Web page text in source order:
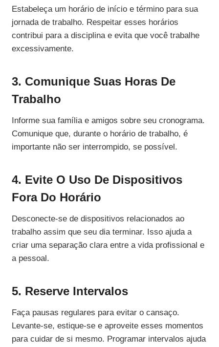
Estabeleça um horário de início e término para sua
jornada de trabalho. Respeitar esses horários
contribui para a disciplina e evita que você trabalhe
excessivamente.
3. Comunique Suas Horas De
Trabalho
Informe sua família e amigos sobre seu cronograma.
Comunique que, durante o horário de trabalho, é
importante não ser interrompido, se possível.
4. Evite O Uso De Dispositivos
Fora Do Horário
Desconecte-se de dispositivos relacionados ao
trabalho assim que seu dia terminar. Isso ajuda a
criar uma separação clara entre a vida profissional e
a pessoal.
5. Reserve Intervalos
Faça pausas regulares para evitar o cansaço.
Levante-se, estique-se e aproveite esses momentos
para cuidar de si mesmo. Programar intervalos ajuda